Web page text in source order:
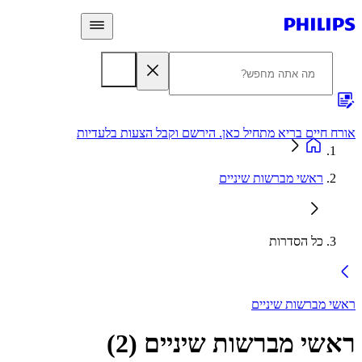
חיים בריא מתחיל כאן. הירשם וקבל הצעות בלעדיות
ראשי מברשות שיניים
כל הסדרות
מברשות שיניים
מברשות שיניים(
2
)